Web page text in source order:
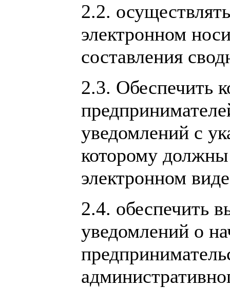
2.2.
электронном
составления
2.3. Обеспечить
уведомлений с
которому должны
электронном
2.4. обеспечить
уведомлений о